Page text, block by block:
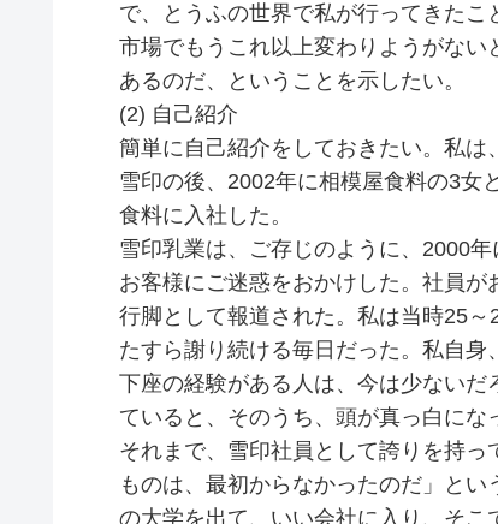
で、とうふの世界で私が行ってきた
市場でもうこれ以上変わりようがな
あるのだ、ということを示したい。
(2) 自己紹介
簡単に自己紹介をしておきたい。私は
雪印の後、2002年に相模屋食料の3女
食料に入社した。
雪印乳業は、ご存じのように、2000
お客様にご迷惑をおかけした。社員
行脚として報道された。私は当時25
たすら謝り続ける毎日だった。私自
下座の経験がある人は、今は少ない
ていると、そのうち、頭が真っ白にな
それまで、雪印社員として誇りを持
ものは、最初からなかったのだ」と
の大学を出て、いい会社に入り、そ